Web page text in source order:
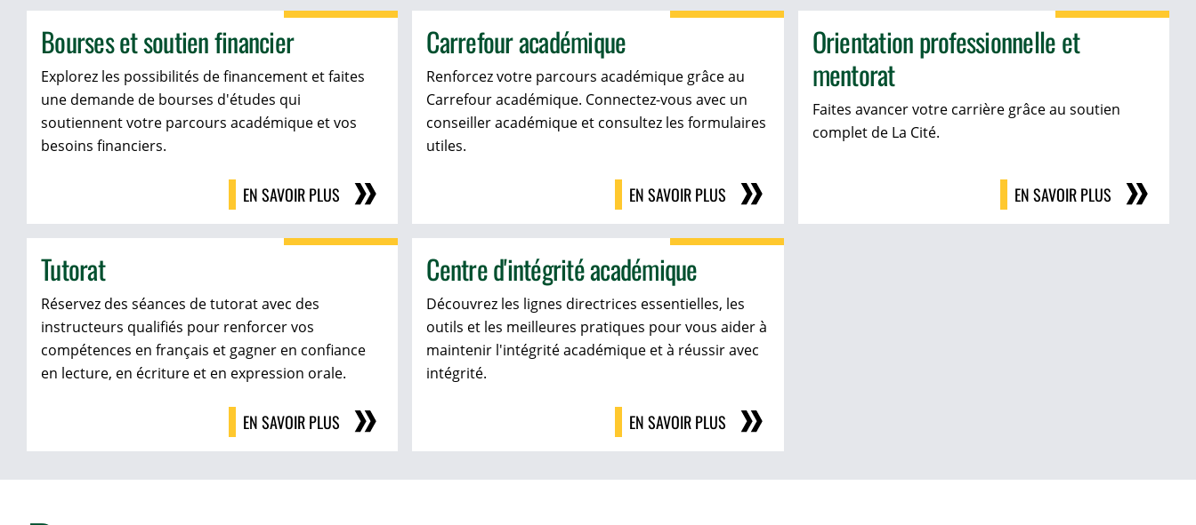
Bourses et soutien financier
Explorez les possibilités de financement et faites
une demande de bourses d'études qui
soutiennent votre parcours académique et vos
besoins financiers.
EN SAVOIR PLUS
Carrefour académique
Renforcez votre parcours académique grâce au
Carrefour académique. Connectez-vous avec un
conseiller académique et consultez les formulaires
utiles.
EN SAVOIR PLUS
Orientation professionnelle et
mentorat
Faites avancer votre carrière grâce au soutien
complet de La Cité.
EN SAVOIR PLUS
Tutorat
Réservez des séances de tutorat avec des
instructeurs qualifiés pour renforcer vos
compétences en français et gagner en confiance
en lecture, en écriture et en expression orale.
EN SAVOIR PLUS
Centre d'intégrité académique
Découvrez les lignes directrices essentielles, les
outils et les meilleures pratiques pour vous aider à
maintenir l'intégrité académique et à réussir avec
intégrité.
EN SAVOIR PLUS